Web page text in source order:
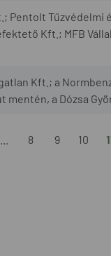
Pentolt
Kft.; MFB
Kft.; a
mentén, a Dózsa
8 9 10